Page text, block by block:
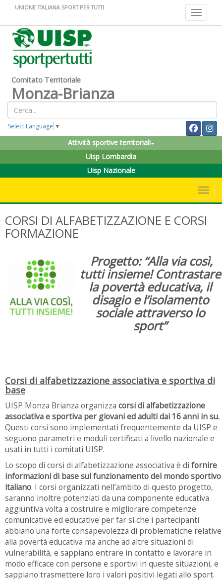
Toggle
UNIONE ITALIANA SPORT PER TUTTI
Comitato Territoriale
Monza-Brianza
Select Language ▼
Attività sportive territoriali
Uisp Lombardia
Uisp Nazionale
CORSI DI ALFABETIZZAZIONE E CORSI
FORMAZIONE
Progetto: “Alla via così,
tutti insieme! Contrastare
la povertà educativa, il
disagio e l’isolamento
sociale attraverso lo
sport”
Corsi di alfabetizzazione associativa e sportiva di
base
UISP Monza Brianza organizza corsi di alfabetizzazione
associativa e sportiva per giovani ed adulti dai 16 anni in su.
Questi corsi sono implementati frequentemente da UISP e
seguono parametri e moduli certificati a livello nazionale e
usati in tutti i comitati UISP.
Lo scopo di corsi di alfabetizzazione associativa è di fornire
informazioni di base sul funzionamento del mondo sportivo
italiano. I corsi organizzati nell’ambito di questo progetto,
saranno inoltre potenziati da una componente educativa
aggiuntiva volta a costruire e migliorare competenze
comunicative ed educative per far sì che i partecipanti
abbiano una forte consapevolezza di problematiche relative
alla povertà educativa ma anche ad altre situazioni di
vulnerabilità, e sappiano entrare in contatto e lavorare in
modo efficace con persone e sportivi in queste situazioni, e
sappiano trasmettere loro i valori positivi legati allo sport.